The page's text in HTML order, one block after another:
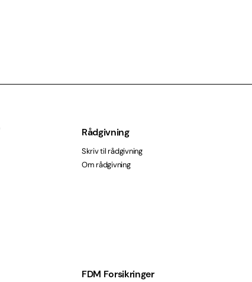
Rådgivning
Skriv til rådgivning
Om rådgivning
FDM Forsikringer